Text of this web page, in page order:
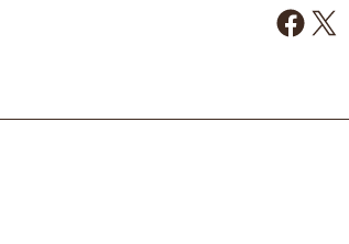
Condividi su Facebook
Condividi su X